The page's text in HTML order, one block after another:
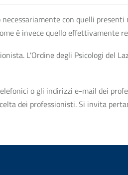
con quelli presenti
è invece quello effettivamente
L'Ordine degli Psicologi del
o gli indirizzi e-mail dei
dei professionisti. Si invita